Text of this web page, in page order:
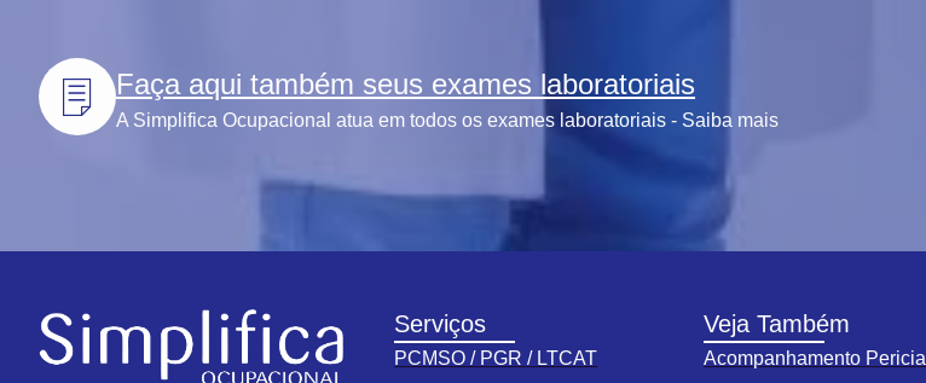
Faça aqui também seus exames laboratoriais
A Simplifica Ocupacional atua em todos os exames laboratoriais - Saiba mais
Serviços
PCMSO / PGR / LTCAT
Veja Também
Acompanhamento Pericial